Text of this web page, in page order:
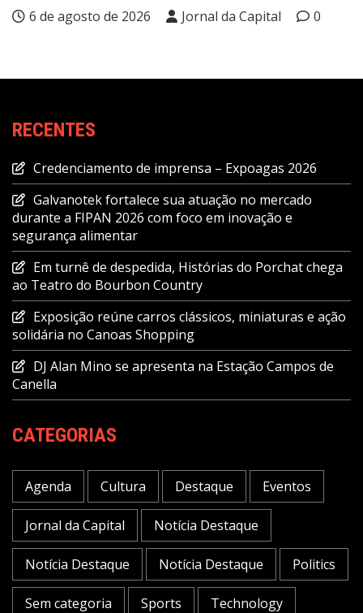
6 de agosto de 2026 Jornal da Capital 0
RECENTES
Credenciamento de imprensa – Expoagas 2026
Galvanotek fortalece sua atuação no mercado
durante a FIPAN 2026 com foco em inovação e
segurança alimentar
Em turnê de despedida, Histórias do Porchat chega
ao Teatro do Bourbon Country
Exposição reúne carros clássicos, miniaturas e ação
solidária no Canoas Shopping
DJ Alan Mino se apresenta na Estação Campos de
Canella
CATEGORIAS
Agenda Cultura Destaque Eventos
Jornal da Capital Notícia Destaque
Notícia Destaque Notícia Destaque Politics
Sem categoria Sports Technology